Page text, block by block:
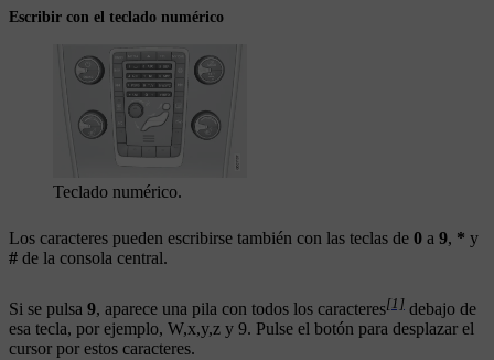
Escribir con el teclado numérico
Teclado numérico.
Los caracteres pueden escribirse también con las teclas de 0 a 9, * y
# de la consola central.
Si se pulsa 9, aparece una pila con todos los caracteres[1] debajo de
esa tecla, por ejemplo, W,x,y,z y 9. Pulse el botón para desplazar el
cursor por estos caracteres.